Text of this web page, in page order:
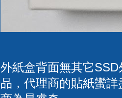
外紙盒背面無其它
品，代理商的貼紙蠻